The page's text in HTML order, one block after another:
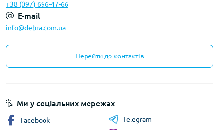
+38 (097) 696-47-66
E-mail
info@debra.com.ua
Перейти до контактів
Ми у соціальних мережах
Facebook
Telegram